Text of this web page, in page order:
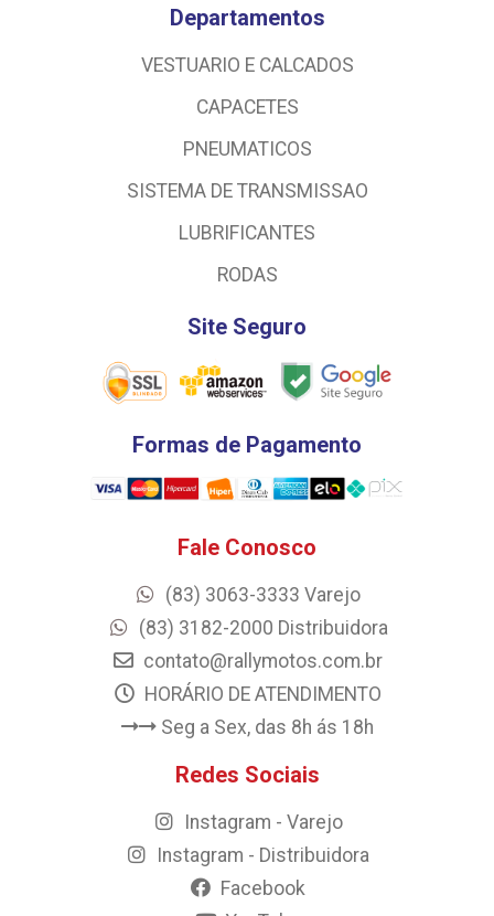
Departamentos
VESTUARIO E CALCADOS
CAPACETES
PNEUMATICOS
SISTEMA DE TRANSMISSAO
LUBRIFICANTES
RODAS
Site Seguro
Formas de Pagamento
Fale Conosco
(83) 3063-3333 Varejo
(83) 3182-2000 Distribuidora
contato@rallymotos.com.br
HORÁRIO DE ATENDIMENTO
Seg a Sex, das 8h ás 18h
Redes Sociais
Instagram - Varejo
Instagram - Distribuidora
Facebook